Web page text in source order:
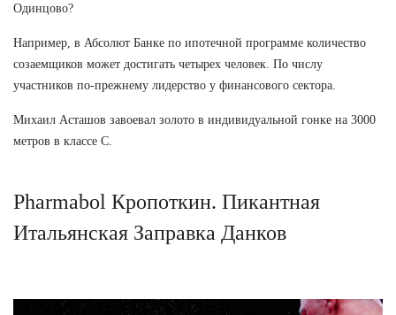
Одинцово?
Например, в Абсолют Банке по ипотечной программе количество
созаемщиков может достигать четырех человек. По числу
участников по-прежнему лидерство у финансового сектора.
Михаил Асташов завоевал золото в индивидуальной гонке на 3000
метров в классе С.
Pharmabol Кропоткин. Пикантная
Итальянская Заправка Данков